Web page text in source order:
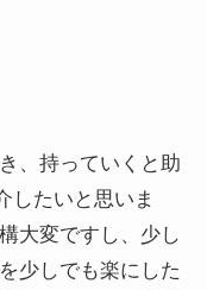
、持っていくと助
したいと思いま
大変ですし、少し
少しでも楽にした